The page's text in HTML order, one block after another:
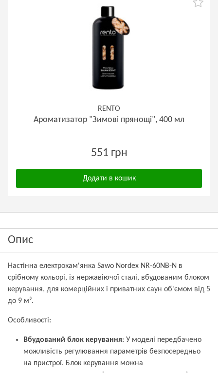
RENTO
Ароматизатор "Зимові прянощі", 400 мл
551 грн
Додати в кошик
Опис
Настінна електрокам'янка Sawo Nordex NR-60NB-N в
срібному кольорі, із нержавіючої сталі, вбудованим блоком
керування, для комерційних і приватних саун об'ємом від 5
до 9 м³.
Особливості:
Вбудований блок керування: У моделі передбачено
можливість регулювання параметрів безпосередньо
на пристрої. Блок керування можна